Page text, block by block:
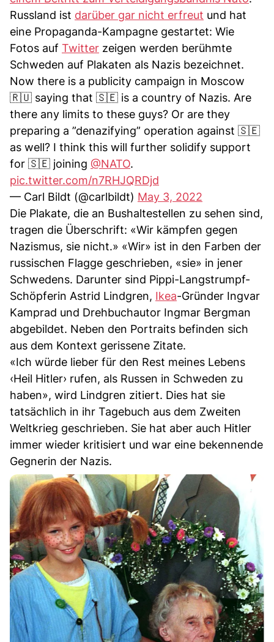
Russland ist darüber gar nicht erfreut und hat
eine Propaganda-Kampagne gestartet: Wie
Fotos auf Twitter zeigen werden berühmte
Schweden auf Plakaten als Nazis bezeichnet.
Now there is a publicity campaign in Moscow
🇷🇺 saying that 🇸🇪 is a country of Nazis. Are
there any limits to these guys? Or are they
preparing a ”denazifying” operation against 🇸🇪
as well? I think this will further solidify support
for 🇸🇪 joining @NATO.
pic.twitter.com/n7RHJQRDjd
— Carl Bildt (@carlbildt) May 3, 2022
Die Plakate, die an Bushaltestellen zu sehen sind,
tragen die Überschrift: «Wir kämpfen gegen
Nazismus, sie nicht.» «Wir» ist in den Farben der
russischen Flagge geschrieben, «sie» in jener
Schwedens. Darunter sind Pippi-Langstrumpf-
Schöpferin Astrid Lindgren, Ikea-Gründer Ingvar
Kamprad und Drehbuchautor Ingmar Bergman
abgebildet. Neben den Portraits befinden sich
aus dem Kontext gerissene Zitate.
«Ich würde lieber für den Rest meines Lebens
‹Heil Hitler› rufen, als Russen in Schweden zu
haben», wird Lindgren zitiert. Dies hat sie
tatsächlich in ihr Tagebuch aus dem Zweiten
Weltkrieg geschrieben. Sie hat aber auch Hitler
immer wieder kritisiert und war eine bekennende
Gegnerin der Nazis.